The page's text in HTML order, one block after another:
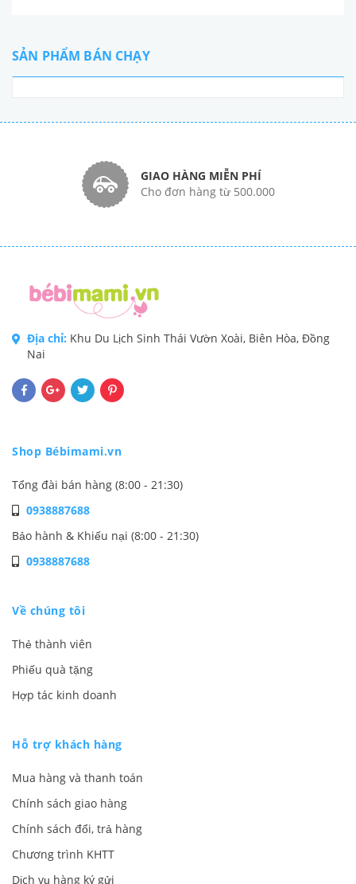
SẢN PHẨM BÁN CHẠY
GIAO HÀNG MIỄN PHÍ
Cho đơn hàng từ 500.000
Địa chỉ: Khu Du Lịch Sinh Thái Vườn Xoài, Biên Hòa, Đồng
Nai
Shop Bébimami.vn
Tổng đài bán hàng (8:00 - 21:30)
0938887688
Bảo hành & Khiếu nại (8:00 - 21:30)
0938887688
Về chúng tôi
Thẻ thành viên
Phiếu quà tặng
Hợp tác kinh doanh
Hỗ trợ khách hàng
Mua hàng và thanh toán
Chính sách giao hàng
Chính sách đổi, trả hàng
Chương trình KHTT
Dịch vụ hàng ký gửi